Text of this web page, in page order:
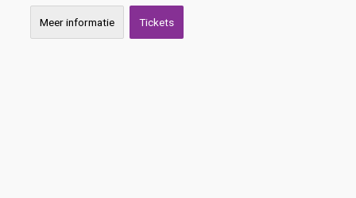
Meer informatie Tickets